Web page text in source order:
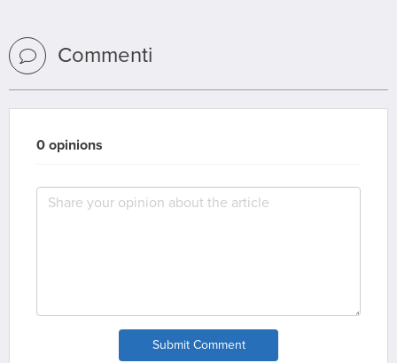
Commenti
0 opinions
Submit Comment